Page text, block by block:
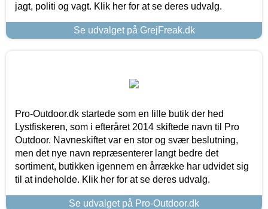
jagt, politi og vagt. Klik her for at se deres udvalg.
Se udvalget på GrejFreak.dk
Pro-Outdoor.dk startede som en lille butik der hed
Lystfiskeren, som i efteråret 2014 skiftede navn til Pro
Outdoor. Navneskiftet var en stor og svær beslutning,
men det nye navn repræsenterer langt bedre det
sortiment, butikken igennem en årrække har udvidet sig
til at indeholde. Klik her for at se deres udvalg.
Se udvalget på Pro-Outdoor.dk